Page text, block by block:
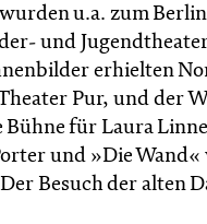
u.a. zum
und
erhielten
Pur, und der
für Laura
und »Die
Besuch der alten